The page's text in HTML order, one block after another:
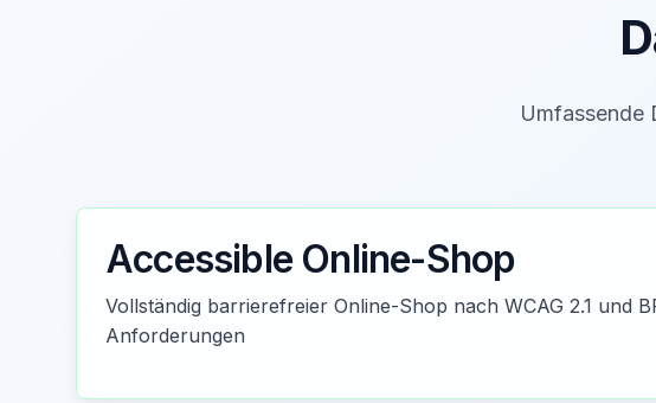
Umfassende
Accessible Online-Shop
Vollständig barrierefreier Online-Shop nach WCAG 2.1 und
Anforderungen